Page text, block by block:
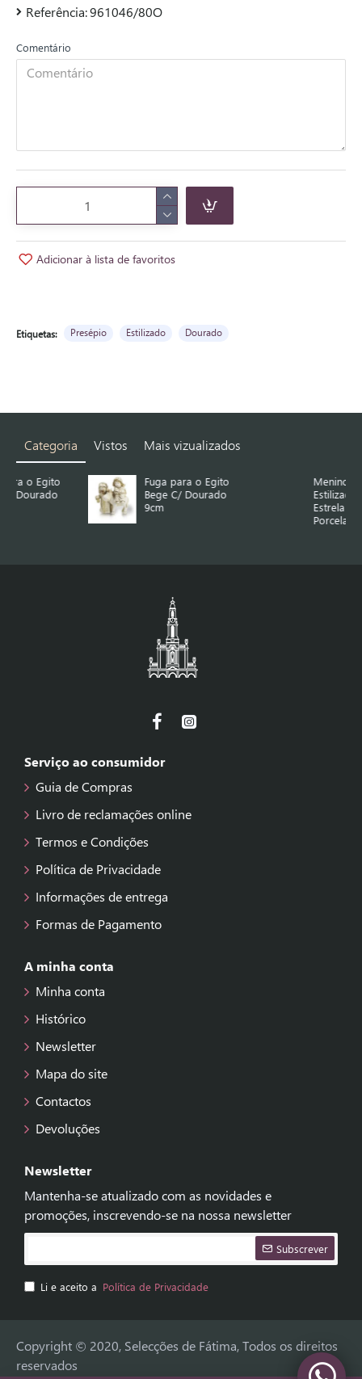
Referência:961046/80O
Comentário
Adicionar à lista de favoritos
Etiquetas: Presépio Estilizado Dourado
Categoria Vistos Mais vizualizados
Fuga para o Egito
Bege C/ Dourado
9cm
Menino Jesus
Estilizado com
Porcelana/Grês
Serviço ao consumidor
Guia de Compras
Livro de reclamações online
Termos e Condições
Política de Privacidade
Informações de entrega
Formas de Pagamento
A minha conta
Minha conta
Histórico
Newsletter
Mapa do site
Contactos
Devoluções
Newsletter
Mantenha-se atualizado com as novidades e
promoções, inscrevendo-se na nossa newsletter
Subscrever
Li e aceito a Política de Privacidade
Copyright © 2020, Selecções de Fátima, Todos os direitos
reservados